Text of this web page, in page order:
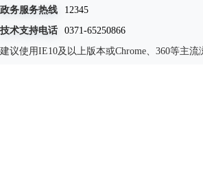
政务服务热线
12345
技术支持电话
0371-65250866
建议使用IE10及以上版本或Chrome、360等主